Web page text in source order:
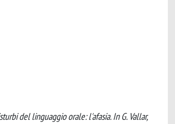
del linguaggio orale: l'afasia. In G. Vallar,